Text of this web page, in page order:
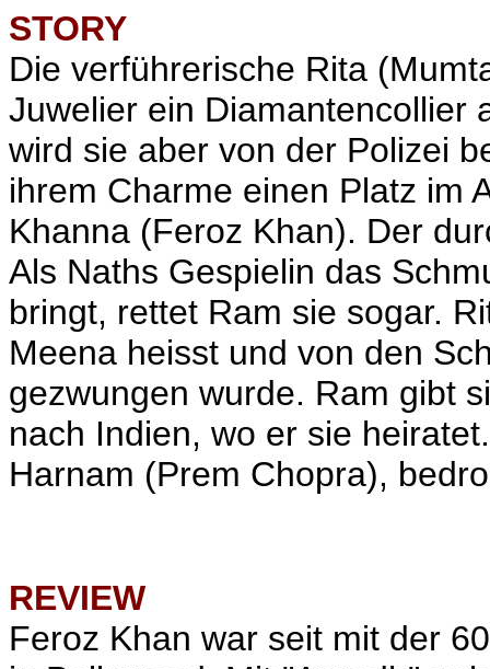
STORY
Die verführerische Rita
Juwelier ein Diamantencollier
wird sie aber von der Polizei
ihrem Charme einen Platz im
Khanna (Feroz Khan). Der
Als Naths Gespielin das
bringt, rettet Ram sie sogar.
Meena heisst und von den
gezwungen wurde. Ram gibt
nach Indien, wo er sie
Harnam (Prem Chopra),
REVIEW
Feroz Khan war seit mit der